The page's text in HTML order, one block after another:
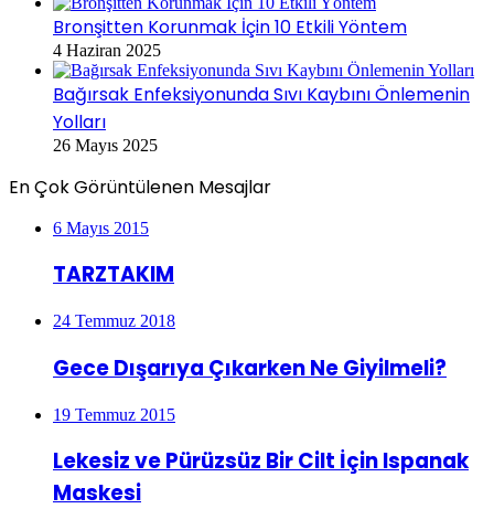
Bronşitten Korunmak İçin 10 Etkili Yöntem
4 Haziran 2025
Bağırsak Enfeksiyonunda Sıvı Kaybını Önlemenin
Yolları
26 Mayıs 2025
En Çok Görüntülenen Mesajlar
6 Mayıs 2015
TARZTAKIM
24 Temmuz 2018
Gece Dışarıya Çıkarken Ne Giyilmeli?
19 Temmuz 2015
Lekesiz ve Pürüzsüz Bir Cilt İçin Ispanak
Maskesi